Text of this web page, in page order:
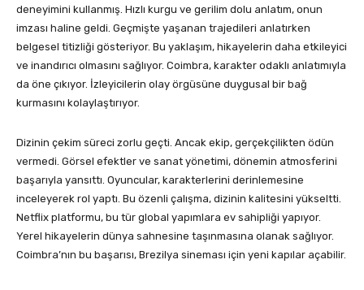
deneyimini kullanmış. Hızlı kurgu ve gerilim dolu anlatım, onun
imzası haline geldi. Geçmişte yaşanan trajedileri anlatırken
belgesel titizliği gösteriyor. Bu yaklaşım, hikayelerin daha etkileyici
ve inandırıcı olmasını sağlıyor. Coimbra, karakter odaklı anlatımıyla
da öne çıkıyor. İzleyicilerin olay örgüsüne duygusal bir bağ
kurmasını kolaylaştırıyor.
Dizinin çekim süreci zorlu geçti. Ancak ekip, gerçekçilikten ödün
vermedi. Görsel efektler ve sanat yönetimi, dönemin atmosferini
başarıyla yansıttı. Oyuncular, karakterlerini derinlemesine
inceleyerek rol yaptı. Bu özenli çalışma, dizinin kalitesini yükseltti.
Netflix platformu, bu tür global yapımlara ev sahipliği yapıyor.
Yerel hikayelerin dünya sahnesine taşınmasına olanak sağlıyor.
Coimbra’nın bu başarısı, Brezilya sineması için yeni kapılar açabilir.